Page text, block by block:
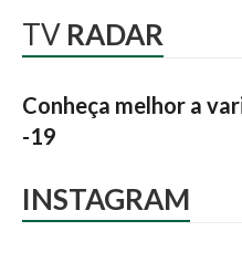
TV RADAR
Conheça melhor a
-19
INSTAGRAM